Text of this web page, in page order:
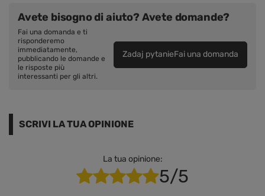
Avete bisogno di aiuto? Avete domande?
Fai una domanda e ti
risponderemo
immediatamente,
pubblicando le domande e
le risposte più
interessanti per gli altri.
Zadaj pytanieFai una domanda
SCRIVI LA TUA OPINIONE
La tua opinione:
5/5